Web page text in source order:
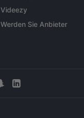
Videezy
Werden Sie Anbieter